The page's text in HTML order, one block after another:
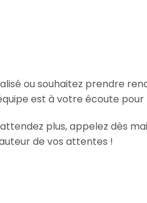
ou souhaitez prendre
est à votre écoute pour
plus, appelez dès
de vos attentes !